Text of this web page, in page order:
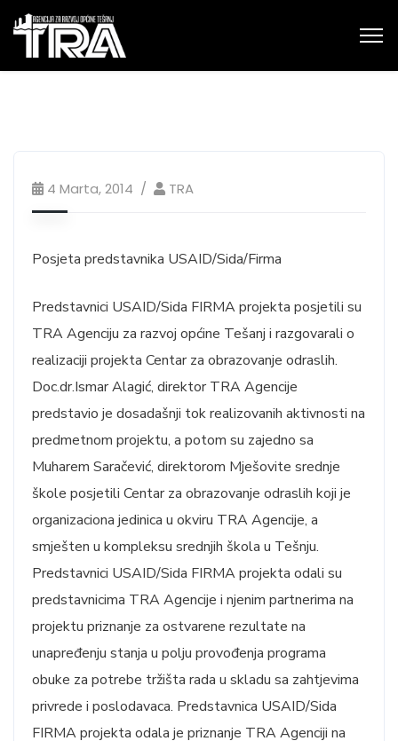
4 Marta, 2014 TRA
Posjeta predstavnika USAID/Sida/Firma
Predstavnici USAID/Sida FIRMA projekta posjetili su
TRA Agenciju za razvoj općine Tešanj i razgovarali o
realizaciji projekta Centar za obrazovanje odraslih.
Doc.dr.Ismar Alagić, direktor TRA Agencije
predstavio je dosadašnji tok realizovanih aktivnosti na
predmetnom projektu, a potom su zajedno sa
Muharem Saračević, direktorom Mješovite srednje
škole posjetili Centar za obrazovanje odraslih koji je
organizaciona jedinica u okviru TRA Agencije, a
smješten u kompleksu srednjih škola u Tešnju.
Predstavnici USAID/Sida FIRMA projekta odali su
predstavnicima TRA Agencije i njenim partnerima na
projektu priznanje za ostvarene rezultate na
unapređenju stanja u polju provođenja programa
obuke za potrebe tržišta rada u skladu sa zahtjevima
privrede i poslodavaca. Predstavnica USAID/Sida
FIRMA projekta odala je priznanje TRA Agenciji na